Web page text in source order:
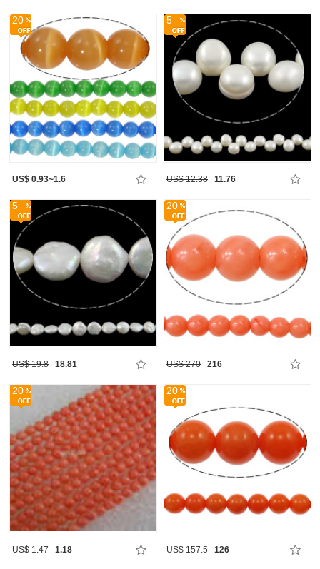
20
US$ 0.93~1.6
5
US$ 12.38 11.76
5
US$ 19.8 18.81
20
US$ 270 216
20
US$ 1.47 1.18
20
US$ 157.5 126